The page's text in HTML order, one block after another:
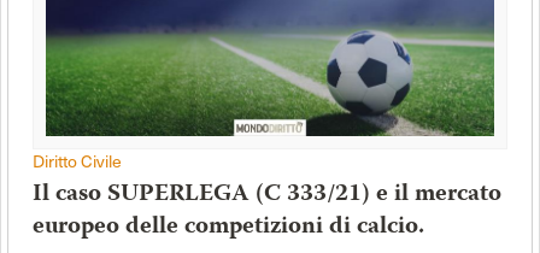
Diritto Civile
Il caso SUPERLEGA (C 333/21) e il mercato
europeo delle competizioni di calcio.